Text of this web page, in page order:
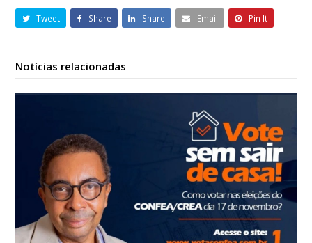
Tweet Share Share Email Pin It
Notícias relacionadas